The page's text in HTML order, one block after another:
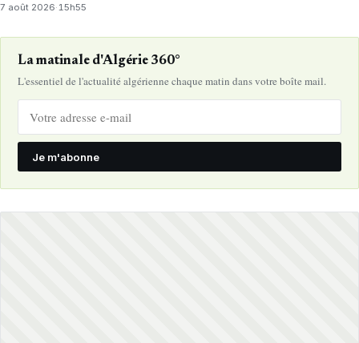
7 août 2026· 15h55
La matinale d'Algérie 360°
L'essentiel de l'actualité algérienne chaque matin dans votre boîte mail.
Je m'abonne